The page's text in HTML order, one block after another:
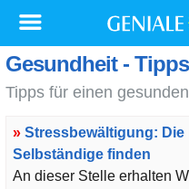
Gesundheit -
Tipps für einen
» Stressbewältigung:
Selbständige finden
An dieser Stelle erhalten